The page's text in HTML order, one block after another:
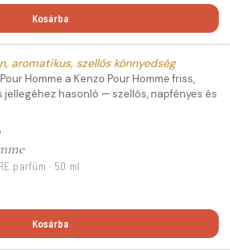
Kosárba
aromatikus, szellős könnyedség
Homme a Kenzo Pour Homme friss,
jellegéhez hasonló — szellős, napfényes és
parfüm · 50 ml
Kosárba